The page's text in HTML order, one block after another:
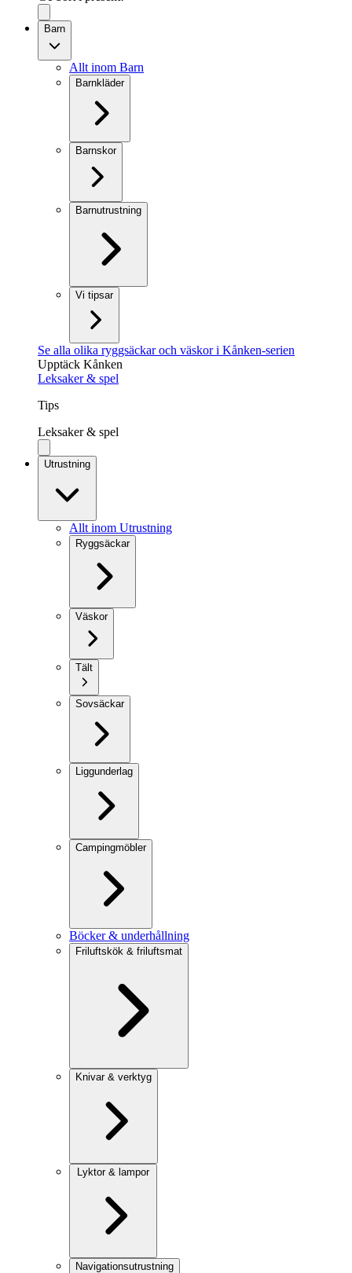
Barn
Allt inom Barn
Barnkläder
Barnskor
Barnutrustning
Vi tipsar
Se alla olika ryggsäckar och väskor i Kånken-serien
Upptäck Kånken
Leksaker & spel
Tips
Leksaker & spel
Utrustning
Allt inom Utrustning
Ryggsäckar
Väskor
Tält
Sovsäckar
Liggunderlag
Campingmöbler
Böcker & underhållning
Friluftskök & friluftsmat
Knivar & verktyg
Lyktor & lampor
Navigationsutrustning